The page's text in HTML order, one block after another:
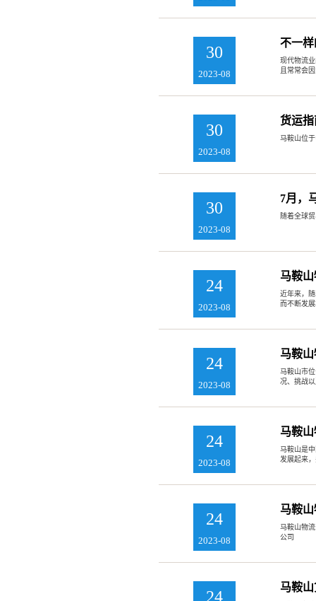
30
2023-08
不一
现代物流
且常常会
30
2023-08
货运
马鞍山位
30
2023-08
7月，
随着全球
24
2023-08
马鞍
近年来，
而不断发
24
2023-08
马鞍
马鞍山市
况、挑战
24
2023-08
马鞍
马鞍山是
发展起来
24
2023-08
马鞍
马鞍山物
公司
24
马鞍